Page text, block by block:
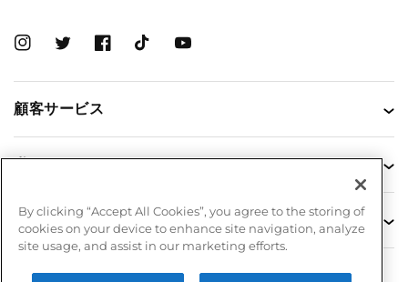
顧客サービス
私たちについて
インフォメーション
InstagramTwitterFacebook
TikTok YouTube
By clicking “Accept All Cookies”, you agree to the storing of
cookies on your device to enhance site navigation, analyze
site usage, and assist in our marketing efforts.